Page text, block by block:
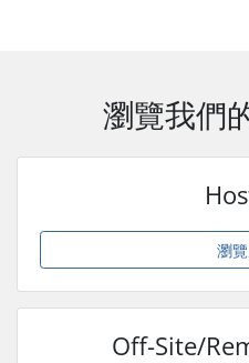
瀏覽我們
瀏
Off-Site/